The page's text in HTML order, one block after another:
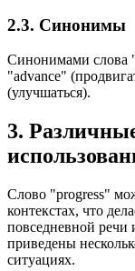
2.3. Синонимы
Синонимами слова
"advance"
(улучшаться).
3.
Слово "progress"
контекстах, что
повседневной
приведены
ситуациях.